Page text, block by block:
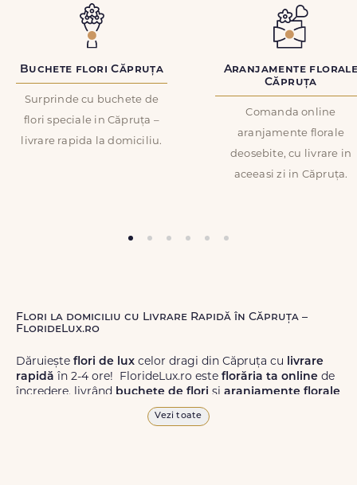
Buchete flori Căpruța
Surprinde cu buchete de
flori speciale in Căpruța –
livrare rapida la domiciliu.
Aranjamente
Căpruța
Comanda online
aranjamente florale
deosebite, cu livrare in
aceeasi zi in Căpruța.
Flori la domiciliu cu Livrare Rapidă în Căpruța –
FlorideLux.ro
Dăruiește flori de lux celor dragi din Căpruța cu livrare
rapidă în 2-4 ore! FlorideLux.ro este florăria ta online de
încredere, livrând buchete de flori și aranjamente florale
de calitate superioară în Căpruța și în toată România.
Vezi toate